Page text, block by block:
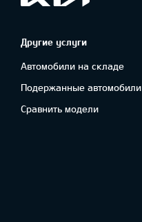
Другие услуги
Автомобили на складе
Подержанные автомобили
Сравнить модели